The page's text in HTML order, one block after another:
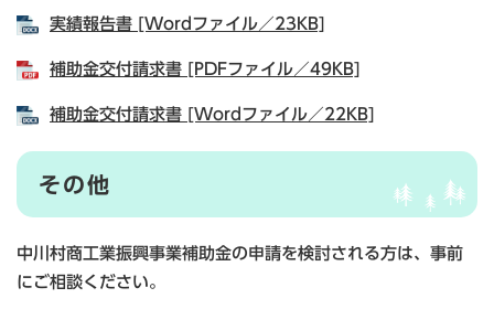
実績報告書 [Wordファイル／23KB]
補助金交付請求書 [PDFファイル／49KB]
補助金交付請求書 [Wordファイル／22KB]
その他
中川村商工業振興事業補助金の申請を検討される方は、事前
にご相談ください。